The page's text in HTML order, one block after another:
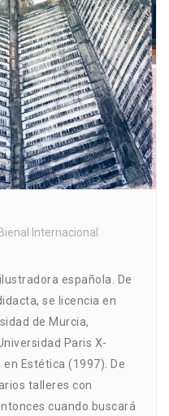
Bienal Internacional
española. De
se licencia en
de Murcia,
Paris X-
Estética (1997). De
talleres con
cuando buscará